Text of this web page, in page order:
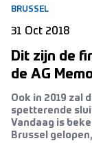
BRUSSEL
31 Oct 2018
Dit zijn de
de AG
Ook in 2019 zal
spetterende
Vandaag is
Brussel